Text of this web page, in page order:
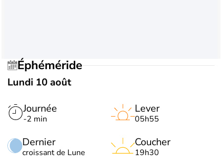
Éphéméride
Lundi 10 août
Journée
-2 min
Dernier
croissant de Lune
Lever
05h55
Coucher
19h30